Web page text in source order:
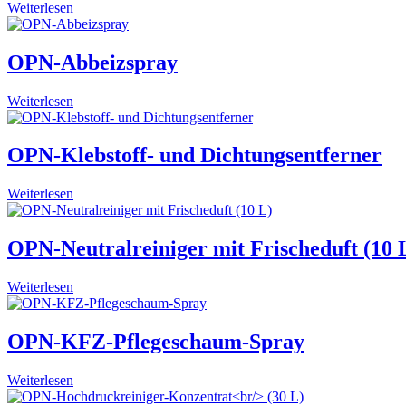
Weiterlesen
OPN-Abbeizspray
Weiterlesen
OPN-Klebstoff- und Dichtungsentferner
Weiterlesen
OPN-Neutralreiniger mit Frischeduft (10
Weiterlesen
OPN-KFZ-Pflegeschaum-Spray
Weiterlesen